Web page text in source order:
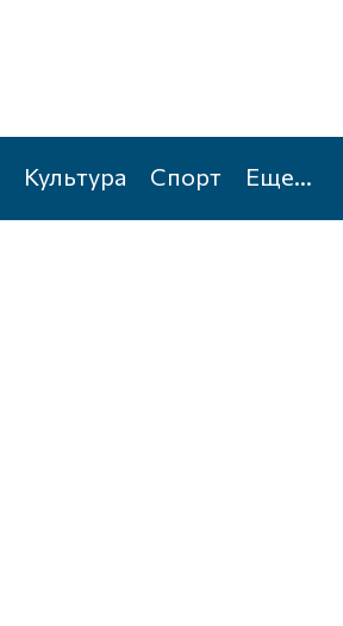
Культура Спорт Еще...